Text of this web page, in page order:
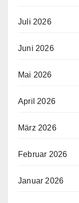
Juli 2026
Juni 2026
Mai 2026
April 2026
März 2026
Februar 2026
Januar 2026